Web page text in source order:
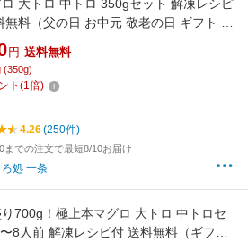
大トロ 中トロ 350gセット 解凍レシピ
無料（父の日 お中元 敬老の日 ギフト プ
食べ物 まぐろ 鮪 刺身 海鮮丼 手巻き
つまみ 御祝 贈り物 高級）《pbt-bf6》
[[大中セット]
円 送料無料
(350g)
ト (1倍)
4.26(250件)
までの注文で最短8/10お届け
ろ処 一条
り700g！極上本マグロ 大トロ 中トロセ
8人前 解凍レシピ付 送料無料（ギフト